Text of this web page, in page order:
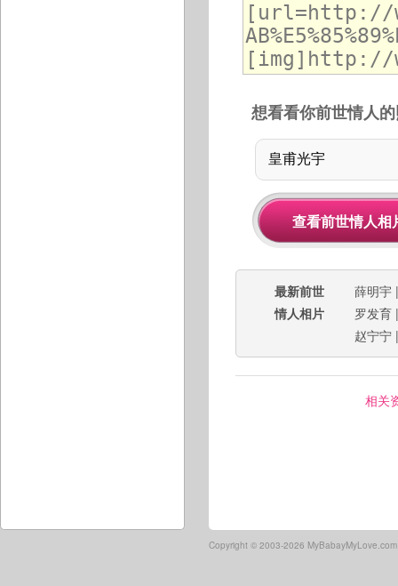
想看看你前世情人
最新前世
情人相片
薛明宇
罗发育
赵宁宁
相关
Copyright © 2003-2026